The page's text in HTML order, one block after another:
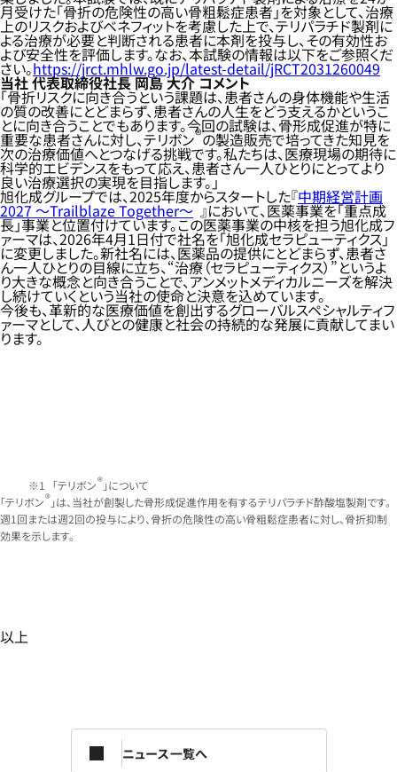
月受けた「骨折の危険性の高い骨粗鬆症患者」を対象として、治療
上のリスクおよびベネフィットを考慮した上で、テリパラチド製剤に
よる治療が必要と判断される患者に本剤を投与し、その有効性お
よび安全性を評価します。なお、本試験の情報は以下をご参照くだ
さい。https://jrct.mhlw.go.jp/latest-detail/jRCT2031260049
当社 代表取締役社長 岡島 大介 コメント
「骨折リスクに向き合うという課題は、患者さんの身体機能や生活
の質の改善にとどまらず、患者さんの人生をどう支えるかというこ
とに向き合うことでもあります。今回の試験は、骨形成促進が特に
重要な患者さんに対し、テリボン®の製造販売で培ってきた知見を
次の治療価値へとつなげる挑戦です。私たちは、医療現場の期待に
科学的エビデンスをもって応え、患者さん一人ひとりにとってより
良い治療選択の実現を目指します。」
旭化成グループでは、2025年度からスタートした『中期経営計画
2027 ～Trailblaze Together～ 』において、医薬事業を「重点成
長」事業と位置付けています。この医薬事業の中核を担う旭化成フ
ァーマは、2026年4月1日付で社名を「旭化成セラピューティクス」
に変更しました。新社名には、医薬品の提供にとどまらず、患者さ
ん一人ひとりの目線に立ち、“治療（セラピューティクス）”というよ
り大きな概念と向き合うことで、アンメットメディカルニーズを解決
し続けていくという当社の使命と決意を込めています。
今後も、革新的な医療価値を創出するグローバルスペシャルティフ
ァーマとして、人びとの健康と社会の持続的な発展に貢献してまい
ります。
「テリボン®」について
「テリボン®」は、当社が創製した骨形成促進作用を有するテリパラチド酢酸塩製剤です。
週1回または週2回の投与により、骨折の危険性の高い骨粗鬆症患者に対し、骨折抑制
効果を示します。
以上
ニュース一覧へ